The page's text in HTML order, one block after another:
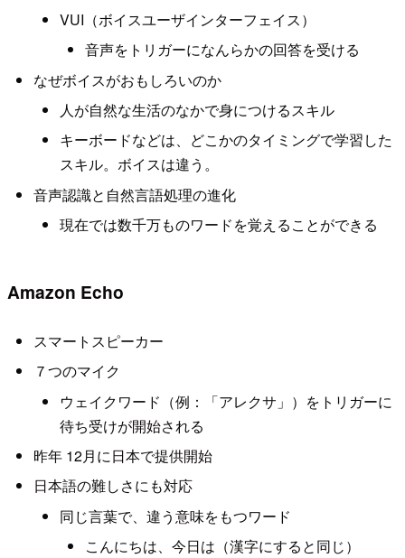
VUI（ボイスユーザインターフェイス）
音声をトリガーになんらかの回答を受ける
なぜボイスがおもしろいのか
人が自然な生活のなかで身につけるスキル
キーボードなどは、どこかのタイミングで学習した
スキル。ボイスは違う。
音声認識と自然言語処理の進化
現在では数千万ものワードを覚えることができる
Amazon Echo
スマートスピーカー
７つのマイク
ウェイクワード（例：「アレクサ」）をトリガーに
待ち受けが開始される
昨年 12月に日本で提供開始
日本語の難しさにも対応
同じ言葉で、違う意味をもつワード
こんにちは、今日は（漢字にすると同じ）